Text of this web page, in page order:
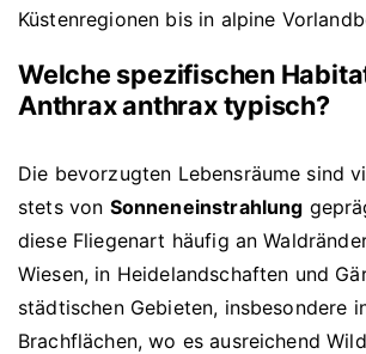
Küstenregionen bis in alpine
Welche spezifischen
Anthrax anthrax typisch?
Die bevorzugten Lebensräume sind
stets von Sonneneinstrahlung
diese Fliegenart häufig an
Wiesen, in Heidelandschaften und
städtischen Gebieten, insbesondere
Brachflächen, wo es ausreichend